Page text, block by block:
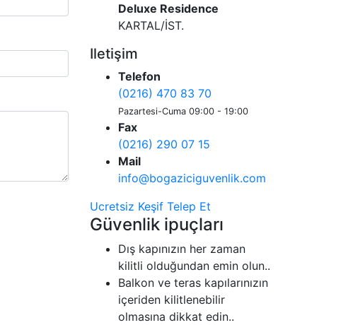
Deluxe Residence
KARTAL/İST.
Iletişim
Telefon
(0216) 470 83 70
Pazartesi-Cuma 09:00 - 19:00
Fax
(0216) 290 07 15
Mail
info@bogaziciguvenlik.com
Ucretsiz Keşif Telep Et
Güvenlik ipuçları
Dış kapınızın her zaman
kilitli olduğundan emin olun..
Balkon ve teras kapılarınızın
içeriden kilitlenebilir
olmasına dikkat edin..